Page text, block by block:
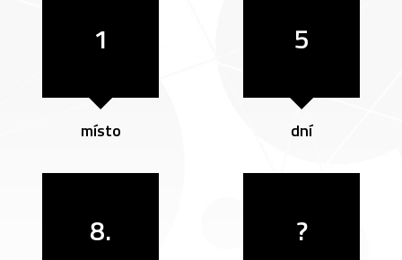
1
místo
5
dní
8. ?